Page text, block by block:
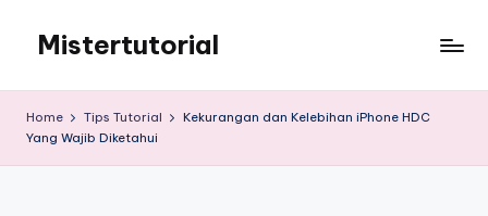
content
Mistertutorial
Android
Home Tips Tutorial
Kekurangan dan Kelebihan iPhone HDC
Yang Wajib Diketahui